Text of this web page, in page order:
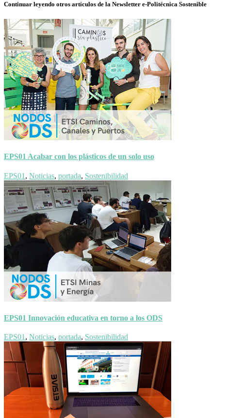
Continuar leyendo otros artículos de la Newsletter e-Politécnica Sostenible
EPS01 Acabar con los plásticos de un solo uso
EPS01 , Noticias, portada, Sostenibilidad
EPS01 Innovación educativa en torno a los ODS
EPS01 , Noticias, portada, Sostenibilidad